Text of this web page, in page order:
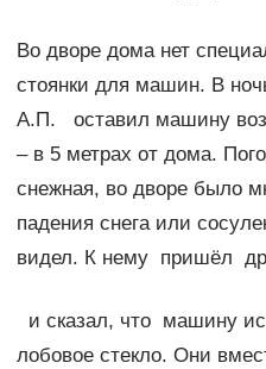
Во дворе дома нет
стоянки для машин. В
А.П. оставил машину
– в 5 метрах от дома.
снежная, во дворе было
падения снега или
видел. К нему пришёл
и сказал, что машину
лобовое стекло. Они